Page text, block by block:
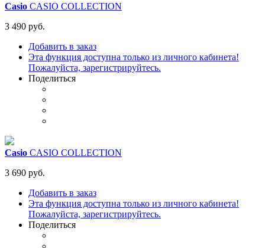
Casio CASIO COLLECTION
3 490 руб.
Добавить в заказ
Эта функция доступна только из личного кабинета!
Пожалуйста, зарегистрируйтесь.
Поделиться
Casio CASIO COLLECTION
3 690 руб.
Добавить в заказ
Эта функция доступна только из личного кабинета!
Пожалуйста, зарегистрируйтесь.
Поделиться